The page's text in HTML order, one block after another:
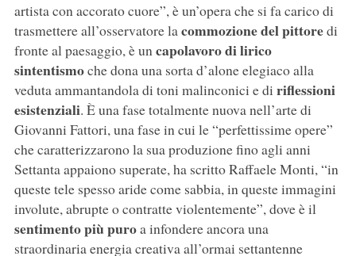
artista con accorato cuore”, è un’opera che si fa carico di
trasmettere all’osservatore lacommozione del pittoredi
fronte al paesaggio, è uncapolavoro di lirico
sintentismoche dona una sorta d’alone elegiaco alla
veduta ammantandola di toni malinconici e di riflessioni
esistenziali. È una fase totalmente nuova nell’arte di
Giovanni Fattori, una fase in cui le “perfettissime opere”
che caratterizzarono la sua produzione fino agli anni
Settanta appaiono superate, ha scritto Raffaele Monti, “in
queste tele spesso aride come sabbia, in queste immagini
involute, abrupte o contratte violentemente”, dove è il
sentimento più puroa infondere ancora una
straordinaria energia creativa all’ormai settantenne